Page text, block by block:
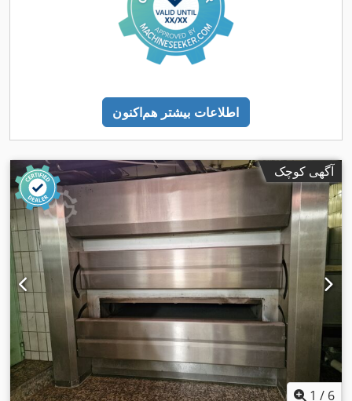
اطلاعات بیشتر هم‌اکنون
آگهی کوچک
1 / 6